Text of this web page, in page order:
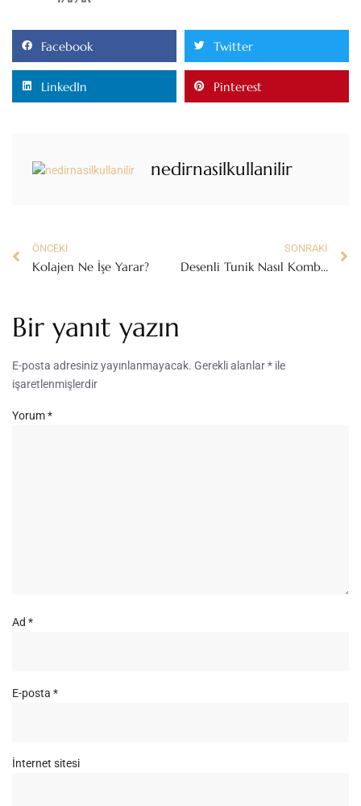
Facebook Twitter
LinkedIn Pinterest
nedirnasilkullanilir
ÖNCEKI
Kolajen Ne İşe Yarar?
SONRAKI
Desenli Tunik Nasıl Kombinlenmeli?
Bir yanıt yazın
E-posta adresiniz yayınlanmayacak. Gerekli alanlar* ile
işaretlenmişlerdir
Yorum*
Ad *
E-posta *
İnternet sitesi